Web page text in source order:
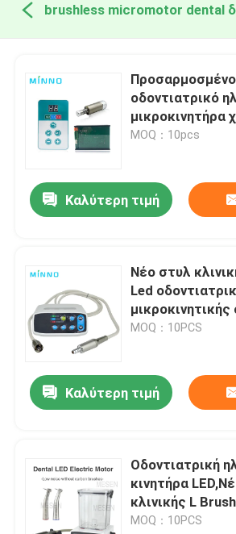
οδοντιατρικό
μικροκινητήρα
LED 24V
MOQ：10pcs
Καλύτερη τιμή
Νέο στυλ
Led
μηχανής ροπής
MOQ：10PCS
Καλύτερη τιμή
Οδοντιατρική
κινητήρα
κλινικής L
οδοντιατρική
MOQ：10PCS